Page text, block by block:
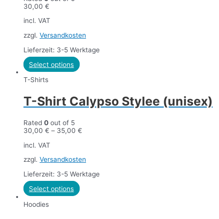
30,00 €
incl. VAT
zzgl. Versandkosten
Lieferzeit: 3-5 Werktage
Select options
T-Shirts
T-Shirt Calypso Stylee (unisex)
Rated 0 out of 5
30,00 € – 35,00 €
incl. VAT
zzgl. Versandkosten
Lieferzeit: 3-5 Werktage
Select options
Hoodies